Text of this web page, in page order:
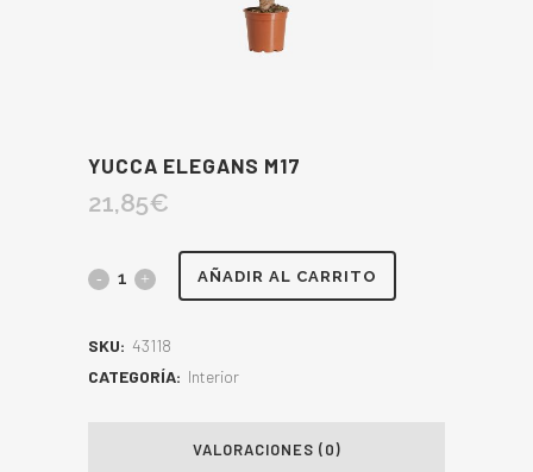
YUCCA ELEGANS M17
21,85€
AÑADIR AL CARRITO
SKU: 43118
CATEGORÍA: Interior
VALORACIONES (0)